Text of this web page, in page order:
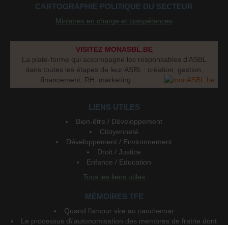
CARTOGRAPHIE POLITIQUE DU SECTEUR
Ministres en charge et compétences
VISITEZ MONASBL.BE
La plate-forme qui accompagne les responsables d’ASBL
dans toutes les étapes de leur ASBL : création, gestion,
financement, RH, marketing...
LIENS UTILES
Bien-être / Développement
Citoyenneté
Développement / Environnement
Droit / Justice
Enfance / Education
Tous les liens utiles
MÉMOIRES TFE
Quand l'amour vire au cauchemar
Le processus d\'autonomisation des membres de fratrie dont